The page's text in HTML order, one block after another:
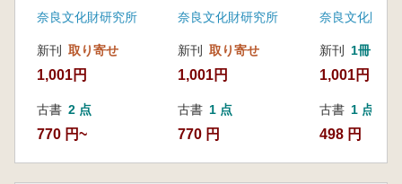
奈良文化財研究所
新刊 取り寄せ
1,001円
古書 2 点
770 円~
奈良文化財研究所
新刊 取り寄せ
1,001円
古書 1 点
770 円
奈良文化財研
新刊 1冊
1,001円
古書 1 点
498 円